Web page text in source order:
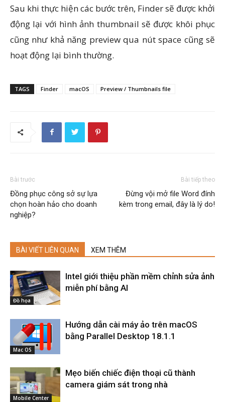
Sau khi thực hiện các bước trên, Finder sẽ được khởi
động lại với hình ảnh thumbnail sẽ được khôi phục
cũng như khả năng preview qua nút space cũng sẽ
hoạt động lại bình thường.
TAGS Finder macOS Preview / Thumbnails file
Bài trước
Đồng phục công sở sự lựa
chọn hoàn hảo cho doanh
nghiệp?
Bài tiếp theo
Đừng vội mở file Word đính
kèm trong email, đây là lý do!
BÀI VIẾT LIÊN QUAN XEM THÊM
Đồ họa
Intel giới thiệu phần mềm chỉnh sửa ảnh
miễn phí bằng AI
Mac OS
Hướng dẫn cài máy ảo trên macOS
bằng Parallel Desktop 18.1.1
Mobile Center
Mẹo biến chiếc điện thoại cũ thành
camera giám sát trong nhà